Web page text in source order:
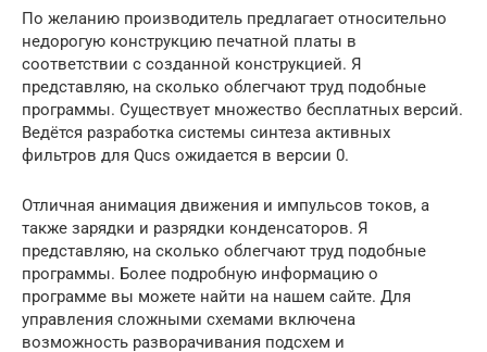
По желанию производитель предлагает относительно
недорогую конструкцию печатной платы в
соответствии с созданной конструкцией. Я
представляю, на сколько облегчают труд подобные
программы. Существует множество бесплатных версий.
Ведётся разработка системы синтеза активных
фильтров для Qucs ожидается в версии 0.
Отличная анимация движения и импульсов токов, а
также зарядки и разрядки конденсаторов. Я
представляю, на сколько облегчают труд подобные
программы. Более подробную информацию о
программе вы можете найти на нашем сайте. Для
управления сложными схемами включена
возможность разворачивания подсхем и